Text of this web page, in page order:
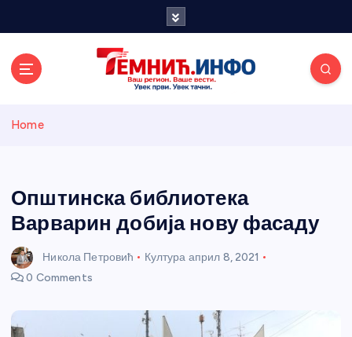
и портал
Home
Општинска библиотека
Варварин добија нову фасаду
Никола Петровић Култура април 8, 2021
0 Comments